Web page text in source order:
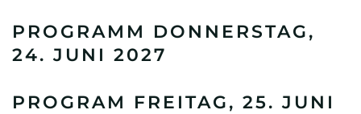
PROGRAMM DONNERSTAG,
24. JUNI 2027
PROGRAM FREITAG, 25. JUNI